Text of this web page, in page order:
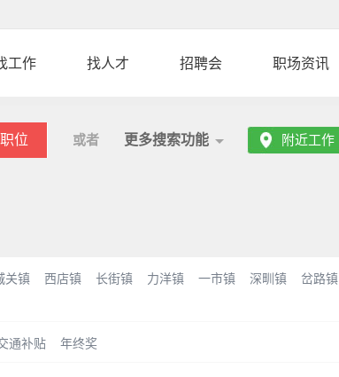
工作 找人才 招聘会 职场资讯
位 或者 更多搜索功能 附近工作
关镇 西店镇 长街镇 力洋镇 一市镇 深甽镇 岔路镇
通补贴 年终奖